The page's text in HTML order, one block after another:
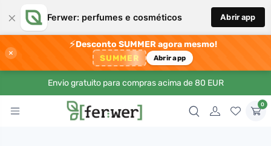
× Ferwer: perfumes e cosméticos Abrir app
×
⚡Desconto SUMMER agora mesmo!
SUMMER Abrir app
Envio gratuito para compras acima de 80 EUR
0